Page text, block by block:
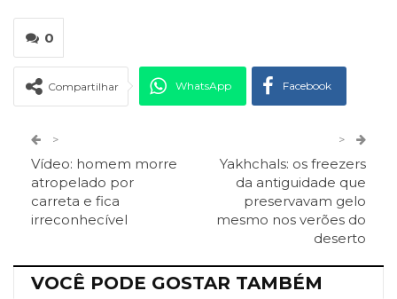
0
Compartilhar WhatsApp Facebook
Facebook Messenger Viber O email
>
Vídeo: homem morre
atropelado por
carreta e fica
irreconhecível
>
Yakhchals: os freezers
da antiguidade que
preservavam gelo
mesmo nos verões do
deserto
VOCÊ PODE GOSTAR TAMBÉM